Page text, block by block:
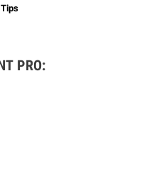
Tips
PRO: